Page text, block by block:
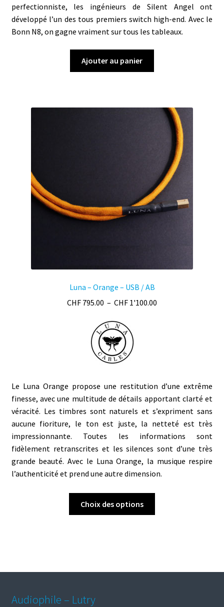
perfectionniste, les ingénieurs de Silent Angel ont
développé l’un des tous premiers switch high-end. Avec le
Bonn N8, on gagne vraiment sur tous les tableaux.
Ajouter au panier
Luna – Orange – USB / AB
CHF 795.00 – CHF 1'100.00
Le Luna Orange propose une restitution d’une extrême
finesse, avec une multitude de détails apportant clarté et
véracité. Les timbres sont naturels et s’expriment sans
aucune fioriture, le ton est juste, la netteté est très
impressionnante. Toutes les informations sont
fidèlement retranscrites et les silences sont d’une très
grande beauté. Avec le Luna Orange, la musique respire
l’authenticité et prend une autre dimension.
Choix des options
options
Audiophile – Lutry